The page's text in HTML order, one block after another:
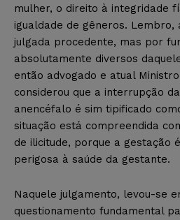
mulher, o direito à integridade
igualdade de gêneros. Lembro,
julgada procedente, mas por
absolutamente diversos
então advogado e atual
considerou que a interrupção
anencéfalo é sim tipificado
situação está compreendida
de ilicitude, porque a gestação
perigosa à saúde da gestante.
Naquele julgamento, levou-se
questionamento fundamental